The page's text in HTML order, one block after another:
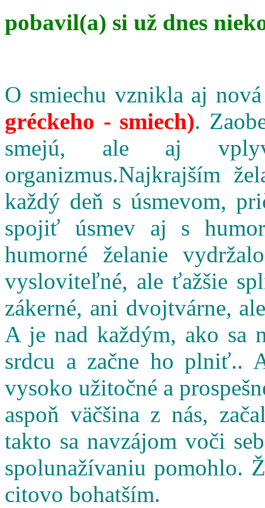
pobavil(a) si už dnes
O smiechu vznikla aj
gréckeho - smiech).
smejú, ale aj
organizmus.Najkrajším
každý deň s úsmevom,
spojiť úsmev aj s
humorné želanie
vysloviteľné, ale ťažšie
zákerné, ani dvojtvárne,
A je nad každým, ako sa
srdcu a začne ho plniť..
vysoko užitočné a
aspoň väčšina z nás,
takto sa navzájom voči
spolunažívaniu pomohlo.
citovo bohatším.